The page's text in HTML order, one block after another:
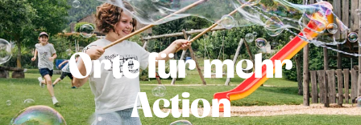
Orte für mehr
Action